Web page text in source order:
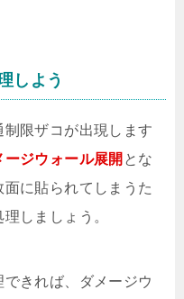
しよう
限ザコが出現します
ジウォール展開 とな
に貼られてしまうた
しましょう。
きれば、ダメージウ